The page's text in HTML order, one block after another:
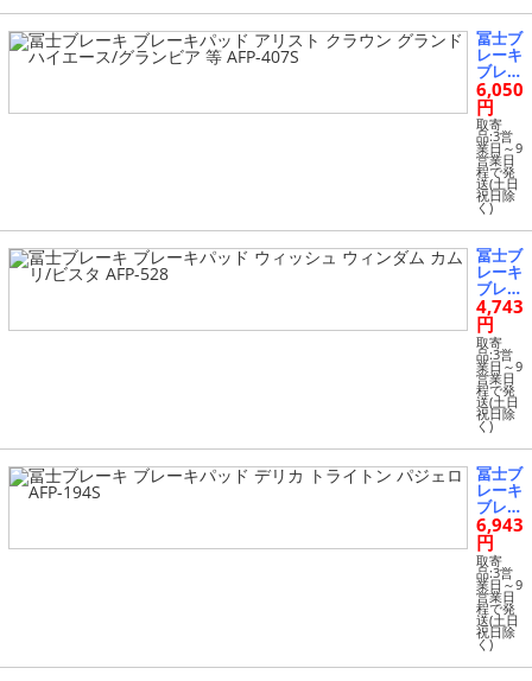
冨士ブ
レーキ
ブレー
キパッ
ド ア
リスト
クラウ
ン グ
ランド
ハイエ
ース/
グラン
ビア
等 AFP
-407S
6,050
円
取寄
品:3営
業日～9
営業日
程で発
送(土日
祝日除
く)
冨士ブ
レーキ
ブレー
キパッ
ド ウ
ィッシ
ュ ウ
ィンダ
ム カ
ムリ/
ビスタ
AFP-5
28
4,743
円
取寄
品:3営
業日～9
営業日
程で発
送(土日
祝日除
く)
冨士ブ
レーキ
ブレー
キパッ
ド デ
リカ
トライ
トン
パジェ
ロ AFP
-194S
6,943
円
取寄
品:3営
業日～9
営業日
程で発
送(土日
祝日除
く)